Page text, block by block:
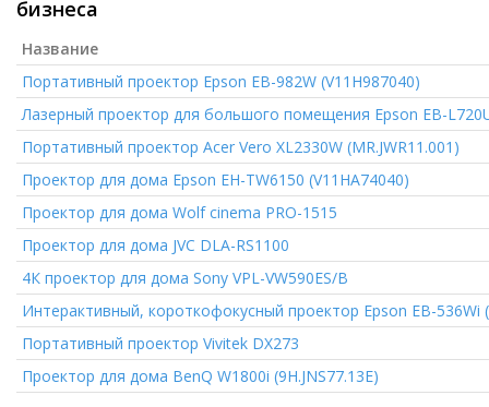
бизнеса
Название
Портативный проектор Epson EB-982W (V11H987040)
Лазерный проектор для большого помещения Epson EB-
Портативный проектор Acer Vero XL2330W (MR.JWR11.001)
Проектор для дома Epson EH-TW6150 (V11HA74040)
Проектор для дома Wolf cinema PRO-1515
Проектор для дома JVC DLA-RS1100
4К проектор для дома Sony VPL-VW590ES/B
Интерактивный, короткофокусный проектор Epson EB-536Wi
Портативный проектор Vivitek DX273
Проектор для дома BenQ W1800i (9H.JNS77.13E)